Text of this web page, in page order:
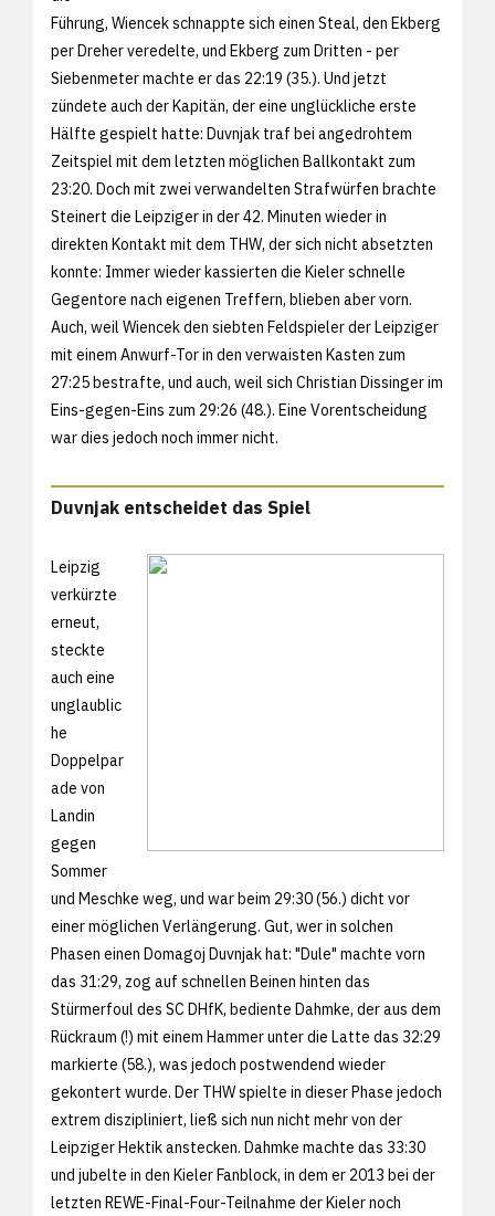
Führung, Wiencek schnappte sich einen Steal, den Ekberg
per Dreher veredelte, und Ekberg zum Dritten - per
Siebenmeter machte er das 22:19 (35.). Und jetzt
zündete auch der Kapitän, der eine unglückliche erste
Hälfte gespielt hatte: Duvnjak traf bei angedrohtem
Zeitspiel mit dem letzten möglichen Ballkontakt zum
23:20. Doch mit zwei verwandelten Strafwürfen brachte
Steinert die Leipziger in der 42. Minuten wieder in
direkten Kontakt mit dem THW, der sich nicht absetzten
konnte: Immer wieder kassierten die Kieler schnelle
Gegentore nach eigenen Treffern, blieben aber vorn.
Auch, weil Wiencek den siebten Feldspieler der Leipziger
mit einem Anwurf-Tor in den verwaisten Kasten zum
27:25 bestrafte, und auch, weil sich Christian Dissinger im
Eins-gegen-Eins zum 29:26 (48.). Eine Vorentscheidung
war dies jedoch noch immer nicht.
Duvnjak entscheidet das Spiel
Leipzig
verkürzte
erneut,
steckte
auch eine
unglaublic
he
Doppelpar
ade von
Landin
gegen
Sommer
und Meschke weg, und war beim 29:30 (56.) dicht vor
einer möglichen Verlängerung. Gut, wer in solchen
Phasen einen Domagoj Duvnjak hat: "Dule" machte vorn
das 31:29, zog auf schnellen Beinen hinten das
Stürmerfoul des SC DHfK, bediente Dahmke, der aus dem
Rückraum (!) mit einem Hammer unter die Latte das 32:29
markierte (58.), was jedoch postwendend wieder
gekontert wurde. Der THW spielte in dieser Phase jedoch
extrem diszipliniert, ließ sich nun nicht mehr von der
Leipziger Hektik anstecken. Dahmke machte das 33:30
und jubelte in den Kieler Fanblock, in dem er 2013 bei der
letzten REWE-Final-Four-Teilnahme der Kieler noch